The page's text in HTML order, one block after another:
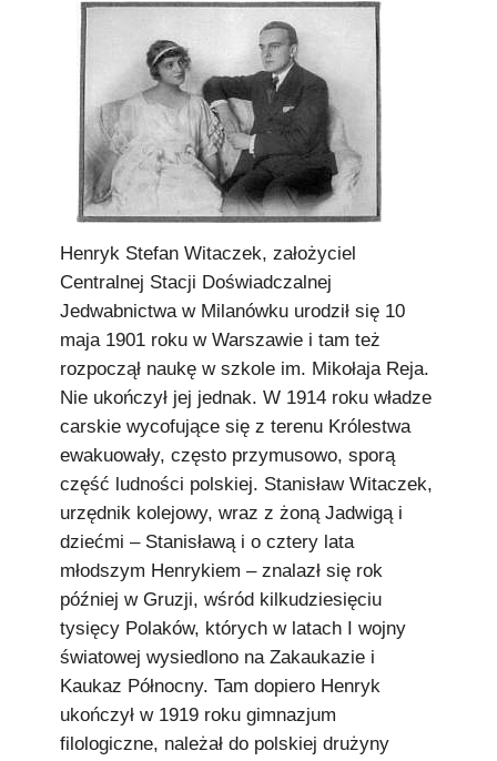
Podkowiański Słownik Biograficzny
🖶 Drukuj
redakcja@podkowianskimagazyn.pl
Wszelkie prawa zastrzeżone
Henryk Stefan Witaczek, założyciel
Centralnej Stacji Doświadczalnej
Jedwabnictwa w Milanówku urodził się 10
maja 1901 roku w Warszawie i tam też
rozpoczął naukę w szkole im. Mikołaja Reja.
Nie ukończył jej jednak. W 1914 roku władze
carskie wycofujące się z terenu Królestwa
ewakuowały, często przymusowo, sporą
część ludności polskiej. Stanisław Witaczek,
urzędnik kolejowy, wraz z żoną Jadwigą i
dziećmi – Stanisławą i o cztery lata
młodszym Henrykiem – znalazł się rok
później w Gruzji, wśród kilkudziesięciu
tysięcy Polaków, których w latach I wojny
światowej wysiedlono na Zakaukazie i
Kaukaz Północny. Tam dopiero Henryk
ukończył w 1919 roku gimnazjum
filologiczne, należał do polskiej drużyny